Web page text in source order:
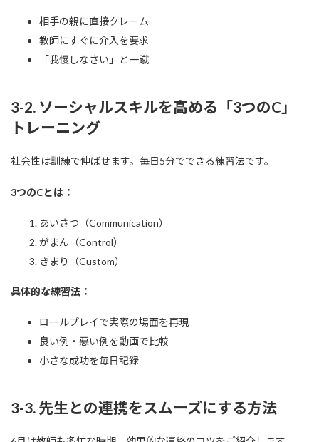
相手の親に直接クレーム
教師にすぐに介入を要求
「我慢しなさい」と一蹴
3-2. ソーシャルスキルを高める「3つのC」
トレーニング
社会性は訓練で伸ばせます。毎日5分でできる練習法です。
3つのCとは：
あいさつ（Communication）
がまん（Control）
きまり（Custom）
具体的な練習法：
ロールプレイで実際の場面を再現
良い例・悪い例を動画で比較
小さな成功を毎日記録
3-3. 先生との連携をスムーズにする方法